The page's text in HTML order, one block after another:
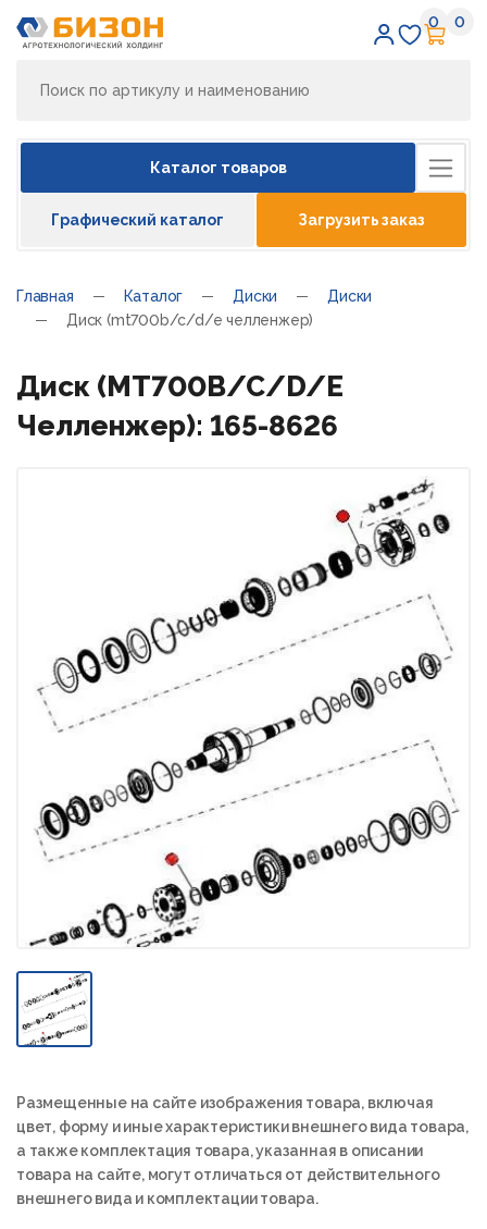
0 0
Каталог товаров
Графический каталог Загрузить заказ
Главная Каталог Диски
Диски
Диск (mt700b/c/d/e челленжер)
Диск (MT700B/C/D/E
Челленжер): 165-8626
Размещенные на сайте изображения товара, включая
цвет, форму и иные характеристики внешнего вида товара,
а также комплектация товара, указанная в описании
товара на сайте, могут отличаться от действительного
внешнего вида и комплектации товара.